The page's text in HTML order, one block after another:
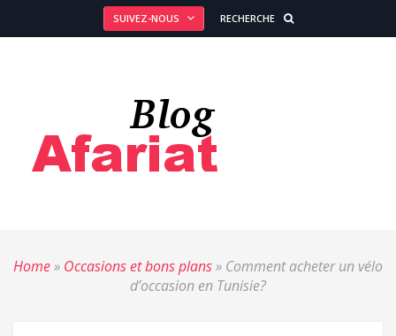
SUIVEZ-NOUS RECHERCHE
Home» Occasions et bons plans» Comment acheter un vélo
d’occasion en Tunisie?